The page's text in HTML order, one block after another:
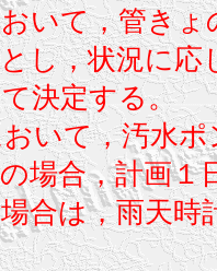
いて，管きょ
し，状況に応
決定する。
いて，汚水ポ
場合，計画１
合は，雨天時